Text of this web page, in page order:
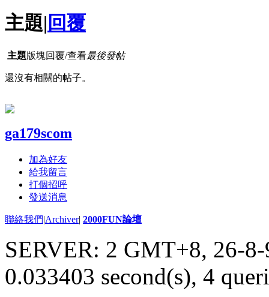
主題| 回覆
主題版塊回覆/查看最後發帖
還沒有相關的帖子。
ga179scom
加為好友
給我留言
打個招呼
發送消息
聯絡我們|Archiver| 2000FUN論壇
SERVER: 2 GMT+8, 26-
0.033403 second(s), 4